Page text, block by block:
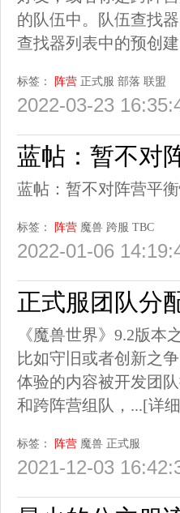
的队伍中。队伍查找
查找器列表中的预创
标签： 阵营 正式服 部落 联盟
2022-03-23
蓝帖：暂不对
蓝帖：暂不对阵营平
标签： 阵营 魔兽 跨服 TBC
2022-01-06
正式服团队分
《魔兽世界》9.2版
比如守旧或者创新之
体验的内容被开发团
和跨阵营组队，...[详
标签： 阵营 魔兽 正式服
2021-12-03